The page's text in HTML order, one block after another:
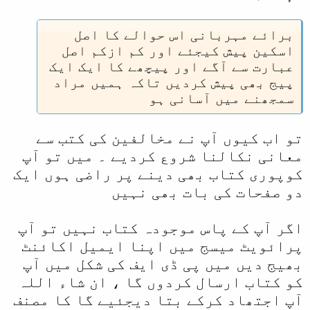
اس وقت شروع ہوتی ہے جب دیوبندی
علماء ہمارے عالم کی عبارت کو یہ
کہہ کر ہمارے ہی خلاف پیش کرنا شروع
کردیتے ہیں کہ دیکھو تمہارے اپنے
اکابر تم سے اور اہل حدیث مذہب سے
بے زار تھے۔ پھر جب ہم ان سے صدیق
طرف ناجائز انتساب کی دلیل طلب
کرتے ہیں جو کہ ہمارا شرعی حق ہے تو
یہ لوگ یا تو تجاہل عارفانہ سے کام
لیتے ہیں یا پھر فاسد تاؤیلات کا
دفتر کھول لیتے ہیں۔
صوفی منقار شاہ دیوبندی صدیق حسن
خان کی زیر بحث عبارت پیش کرنے سے
پہلے بطور تمہید لکھتا ہے:
نواب صاحب نے اپنی جماعت میں جو
برائے مہربانی اس حوالے کا اصل
اسکین پیش کیجئے اور کم ازکم اصل
عبارت سے آگے اور پیچھے کا ایک ایک
پیج بھی پیش کردیں تاکہ ہمیں مراد
سمجھنے میں آسانی ہو
تو اب کیوں آپ نے مخالفین کی کتب سے
معانی نکالنا شروع کردیے ۔ میں تو آپ
کوپوری کتاب بھی دینے پر راضی ہوں ایک
دو صفحات کی بات بھی نہیں
اگر آپ کے پاس موجودہ کتاب نہیں تو آپ
پرائویٹ میسج میں اپنا ایمیل اکائنٹ
بھیج دیں میں پی ڈی ایف کی شکل میں آپ
کو کتاب ارسال کردوں گا ، ان شاء اللہ
آپ اجتھاد کرکے بتا دیجئیے گا کا مصنف